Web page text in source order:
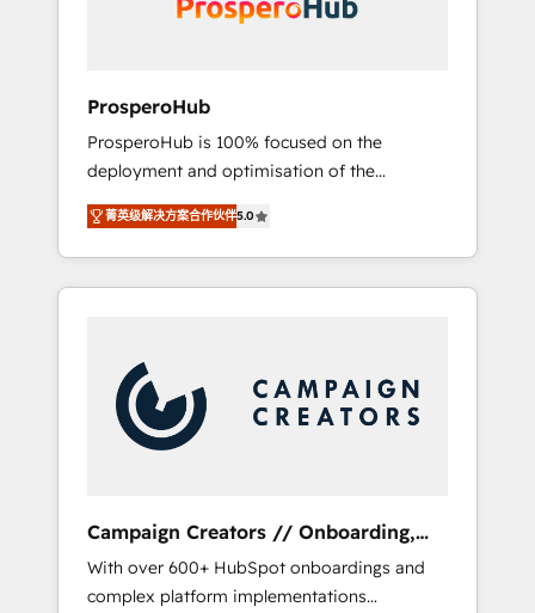
ProsperoHub
ProsperoHub is 100% focused on the
deployment and optimisation of the
HubSpot CRM platform. Our highly
experienced team of solutions experts will
ensure that you achieve maximum adoption
and ROI from your HubSpot investment. Use
your team on their HubSpot journey, design
and implement your processes and skilfully
bring your revenue infrastructure to life. Our
collaborative approach keeps you in control
supported over 500 organisations with
HubSpot implementation, optimisation,
training, and adoption assurance. Our tried
菁英级解决方案合作伙伴5.0
Campaign Creators // Onboarding,
CRM Migration
With over 600+ HubSpot onboardings and
complex platform implementations